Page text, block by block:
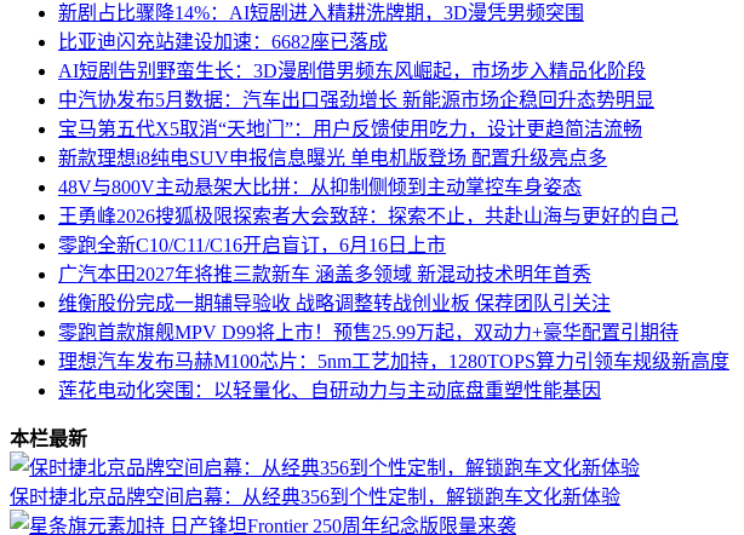
新剧占比骤降14%：AI短剧进入精耕洗牌期，3D漫凭男频突围
比亚迪闪充站建设加速：6682座已落成
AI短剧告别野蛮生长：3D漫剧借男频东风崛起，市场步入精品化阶段
中汽协发布5月数据：汽车出口强劲增长 新能源市场企稳回升态势明显
宝马第五代X5取消“天地门”：用户反馈使用吃力，设计更趋简洁流畅
新款理想i8纯电SUV申报信息曝光 单电机版登场 配置升级亮点多
48V与800V主动悬架大比拼：从抑制侧倾到主动掌控车身姿态
王勇峰2026搜狐极限探索者大会致辞：探索不止，共赴山海与更好的自己
零跑全新C10/C11/C16开启盲订，6月16日上市
广汽本田2027年将推三款新车 涵盖多领域 新混动技术明年首秀
维衡股份完成一期辅导验收 战略调整转战创业板 保荐团队引关注
零跑首款旗舰MPV D99将上市！预售25.99万起，双动力+豪华配置引期待
理想汽车发布马赫M100芯片：5nm工艺加持，1280TOPS算力引领车规级新高度
莲花电动化突围：以轻量化、自研动力与主动底盘重塑性能基因
本栏最新
保时捷北京品牌空间启幕：从经典356到个性定制，解锁跑车文化新体验